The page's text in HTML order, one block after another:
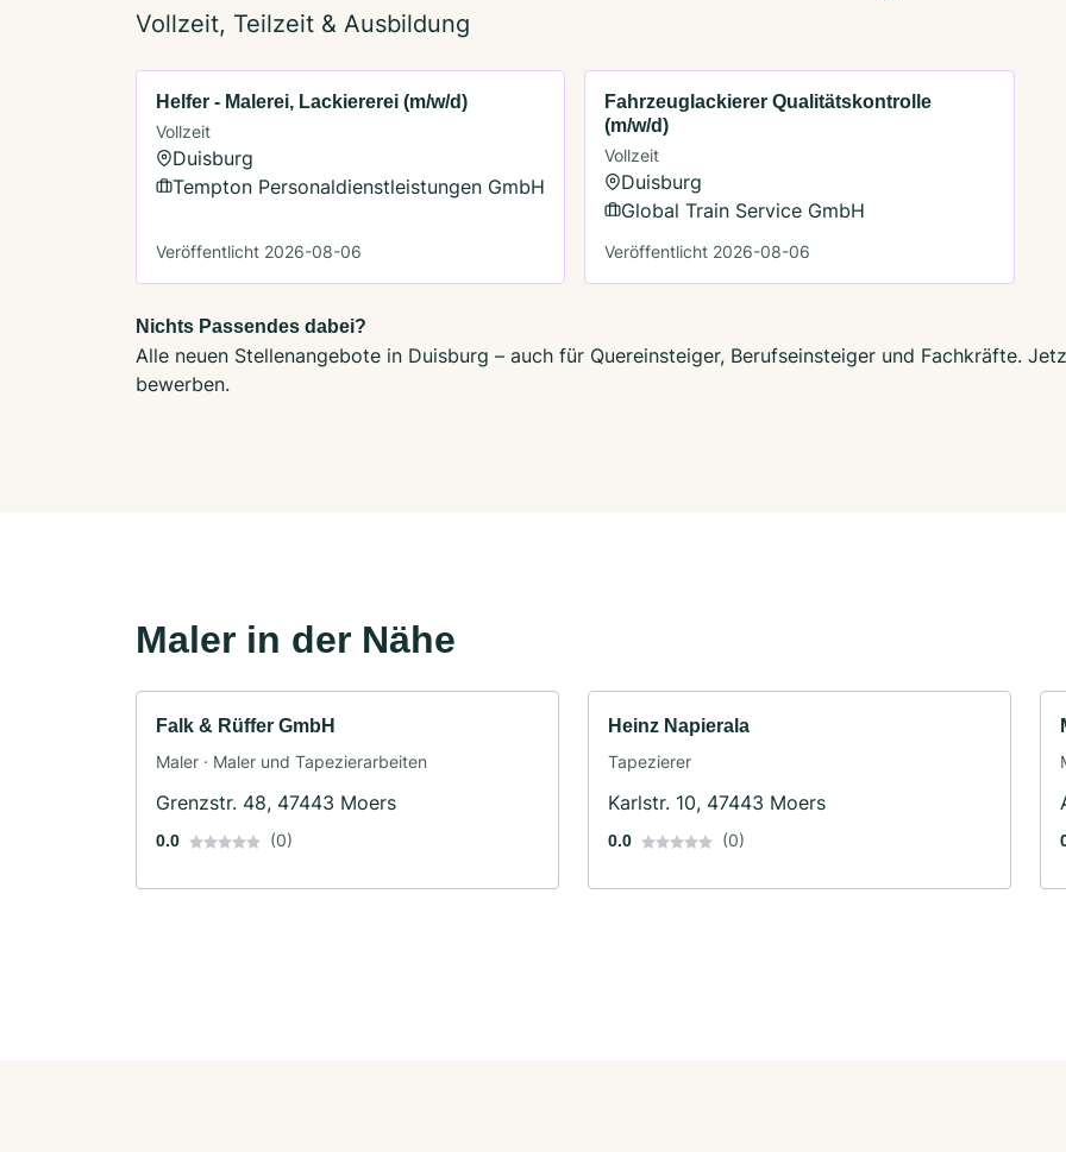
Vollzeit, Teilzeit & Ausbildung
Helfer - Malerei, Lackiererei (m/w/d)
Vollzeit
Duisburg
Tempton Personaldienstleistungen GmbH
Veröffentlicht 2026-08-06
Fahrzeuglackierer Qualitätskontrolle
(m/w/d)
Vollzeit
Duisburg
Global Train Service GmbH
Veröffentlicht 2026-08-06
Nichts Passendes dabei?
Alle neuen Stellenangebote in Duisburg – auch für Quereinsteiger, Berufseinsteiger und Fachkräfte.
bewerben.
Maler in der Nähe
Falk & Rüffer GmbH
Maler · Maler und Tapezierarbeiten
Grenzstr. 48, 47443 Moers
0.0 (0)
Heinz Napierala
Tapezierer
Karlstr. 10, 47443 Moers
0.0 (0)